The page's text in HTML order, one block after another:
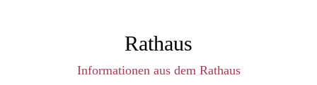
Rathaus
Informationen aus dem Rathaus